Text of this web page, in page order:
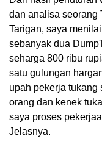
dan analisa seorang
Tarigan, saya
sebanyak dua
seharga 800 ribu
satu gulungan
upah pekerja tukang
orang dan kenek
saya proses
Jelasnya.